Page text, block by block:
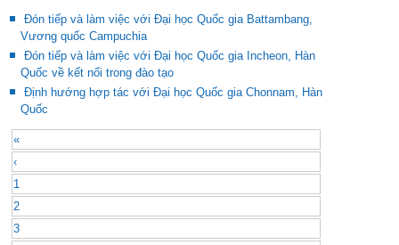
Đón tiếp và làm việc với Đại học Quốc gia Battambang,
Vương quốc Campuchia
Đón tiếp và làm việc với Đại học Quốc gia Incheon, Hàn
Quốc về kết nối trong đào tạo
Định hướng hợp tác với Đại học Quốc gia Chonnam, Hàn
Quốc
«
‹
1
2
3